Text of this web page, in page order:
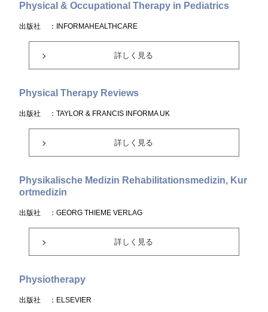
Physical & Occupational Therapy in Pediatrics
出版社 ：INFORMAHEALTHCARE
詳しく見る
Physical Therapy Reviews
出版社 ：TAYLOR & FRANCIS INFORMA UK
詳しく見る
Physikalische Medizin Rehabilitationsmedizin, Kur
ortmedizin
出版社 ：GEORG THIEME VERLAG
詳しく見る
Physiotherapy
出版社 ：ELSEVIER